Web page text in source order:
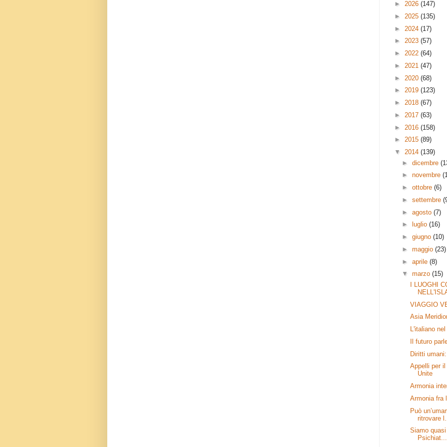
► 2026 (147)
► 2025 (135)
► 2024 (17)
► 2023 (57)
► 2022 (64)
► 2021 (47)
► 2020 (68)
► 2019 (123)
► 2018 (67)
► 2017 (63)
► 2016 (158)
► 2015 (89)
▼ 2014 (139)
►dicembre
►novembre
►ottobre(6)
►settembre
►agosto(7)
►
luglio(16)
►giugno(10)
►maggio(23)
►aprile(8)
▼marzo(15)
I LUOGHI
VIAGGIO
Asia
L'italiano
Il futuro
Diritti
Appelli per
Unite
Armonia
Armonia fra
Può
ritrovare l...
Siamo
Psichiat...